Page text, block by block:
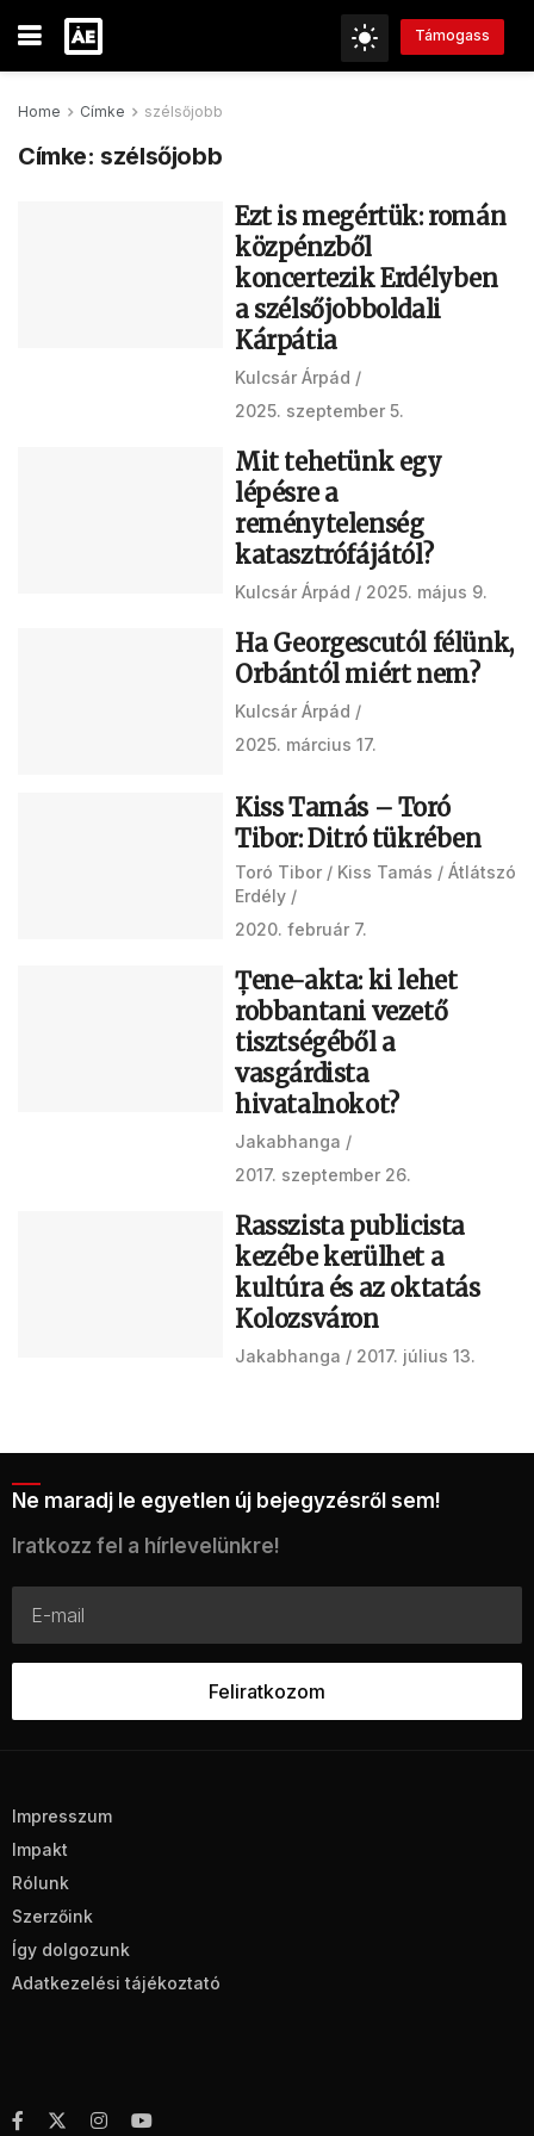
Támogass
Home Címke szélsőjobb
Címke: szélsőjobb
Ezt is megértük: román
közpénzből
koncertezik Erdélyben
a szélsőjobboldali
Kárpátia
Kulcsár Árpád
2025. szeptember 5.
Mit tehetünk egy
lépésre a
reménytelenség
katasztrófájától?
Kulcsár Árpád 2025. május 9.
Ha Georgescutól félünk,
Orbántól miért nem?
Kulcsár Árpád
2025. március 17.
Kiss Tamás – Toró
Tibor: Ditró tükrében
Toró Tibor Kiss Tamás
Átlátszó
Erdély
2020. február 7.
Țene-akta: ki lehet
robbantani vezető
tisztségéből a
vasgárdista
hivatalnokot?
Jakabhanga
2017. szeptember 26.
Rasszista publicista
kezébe kerülhet a
kultúra és az oktatás
Kolozsváron
Jakabhanga 2017. július 13.
Ne maradj le egyetlen új bejegyzésről sem!
Iratkozz fel a hírlevelünkre!
Impresszum
Impakt
Rólunk
Szerzőink
Így dolgozunk
Adatkezelési tájékoztató